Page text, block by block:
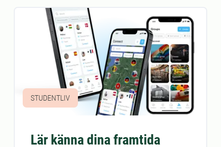
STUDENTLIV
Lär känna dina framtida